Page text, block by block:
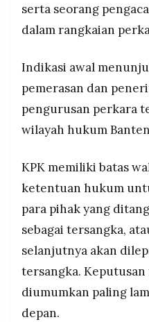
serta seorang
dalam rangkaian
Indikasi awal
pemerasan dan
pengurusan perkara
wilayah hukum
KPK memiliki batas
ketentuan hukum
para pihak yang
sebagai tersangka,
selanjutnya akan
tersangka.
diumumkan paling
depan.